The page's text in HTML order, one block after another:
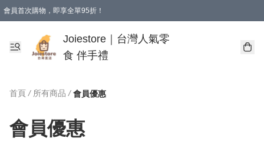
會員首次購物，即享全單95折！
購物滿 HKD 350.00即享免運費優惠！（適用於 本地送貨、本地取貨 )
Joiestore｜台灣人氣零
食 伴手禮
首頁 / 所有商品 / 會員優惠
會員優惠